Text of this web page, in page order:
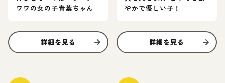
ワワの女の子青葉ちゃん
詳細を見る
やかで優しい子！
詳細を見る